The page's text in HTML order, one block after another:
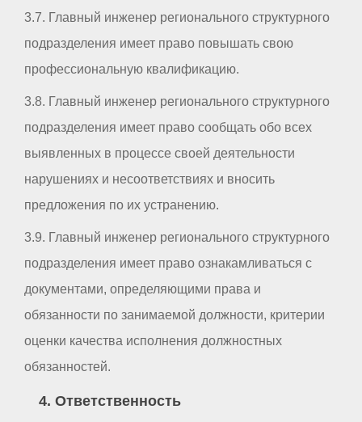
3.7. Главный инженер регионального структурного
подразделения имеет право повышать свою
профессиональную квалификацию.
3.8. Главный инженер регионального структурного
подразделения имеет право сообщать обо всех
выявленных в процессе своей деятельности
нарушениях и несоответствиях и вносить
предложения по их устранению.
3.9. Главный инженер регионального структурного
подразделения имеет право ознакамливаться с
документами, определяющими права и
обязанности по занимаемой должности, критерии
оценки качества исполнения должностных
обязанностей.
4. Ответственность